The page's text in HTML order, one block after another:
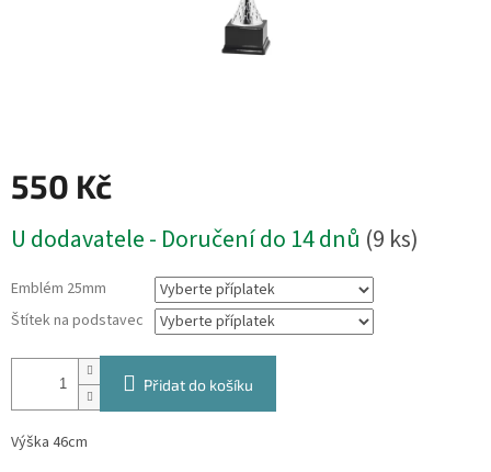
550 Kč
cena:
U dodavatele - Doručení do 14 dnů (9 ks)
Emblém 25mm
Štítek na podstavec
Přidat do košíku
Výška 46cm